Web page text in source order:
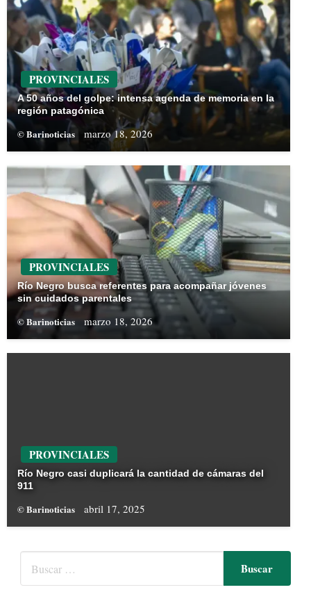
PROVINCIALES
A 50 años del golpe: intensa agenda de memoria en la
región patagónica
© Barinoticias marzo 18, 2026
PROVINCIALES
Río Negro busca referentes para acompañar jóvenes
sin cuidados parentales
© Barinoticias marzo 18, 2026
PROVINCIALES
Río Negro casi duplicará la cantidad de cámaras del
911
© Barinoticias abril 17, 2025